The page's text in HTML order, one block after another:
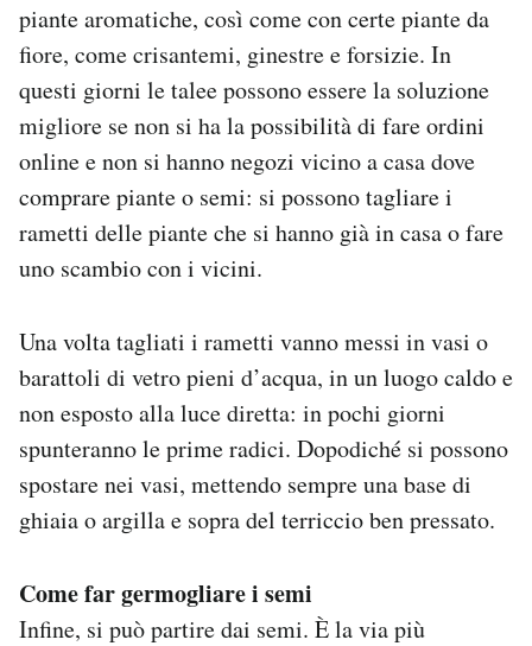
piante aromatiche, così come con certe piante da
fiore, come crisantemi, ginestre e forsizie. In
questi giorni le talee possono essere la soluzione
migliore se non si ha la possibilità di fare ordini
online e non si hanno negozi vicino a casa dove
comprare piante o semi: si possono tagliare i
rametti delle piante che si hanno già in casa o fare
uno scambio con i vicini.
Una volta tagliati i rametti vanno messi in vasi o
barattoli di vetro pieni d’acqua, in un luogo caldo e
non esposto alla luce diretta: in pochi giorni
spunteranno le prime radici. Dopodiché si possono
spostare nei vasi, mettendo sempre una base di
ghiaia o argilla e sopra del terriccio ben pressato.
Come far germogliare i semi
Infine, si può partire dai semi. È la via più